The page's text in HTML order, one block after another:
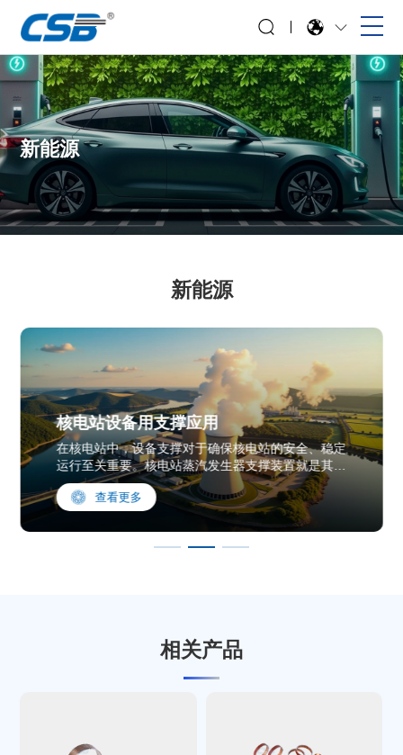
新能源
新能源
核电站设备用支撑应用
在核电站中，设备支撑对于确保核电站的安全、稳定
运行至关重要。核电站蒸汽发生器支撑装置就是其中
一个重要应用实例。这种支撑装置中的轴承需要承受
高温、高压以及复杂的工作环境，因此对轴承的性能
要求极高。CSB研发的核电级专用自润滑轴承，不仅
实现了国产化，还填补了国内技术空白。
查看更多
相关产品